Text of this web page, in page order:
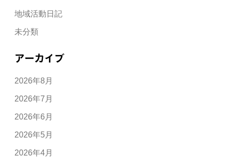
地域活動日記
未分類
アーカイブ
2026年8月
2026年7月
2026年6月
2026年5月
2026年4月